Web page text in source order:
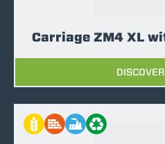
Carriage ZM4 XL